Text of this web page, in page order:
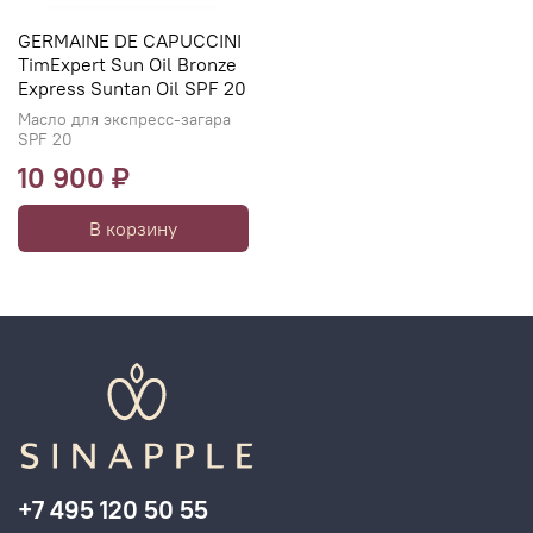
GERMAINE DE CAPUCCINI
TimExpert Sun Oil Bronze
Express Suntan Oil SPF 20
Масло для экспресс-загара
SPF 20
10 900 ₽
В корзину
+7 495 120 50 55